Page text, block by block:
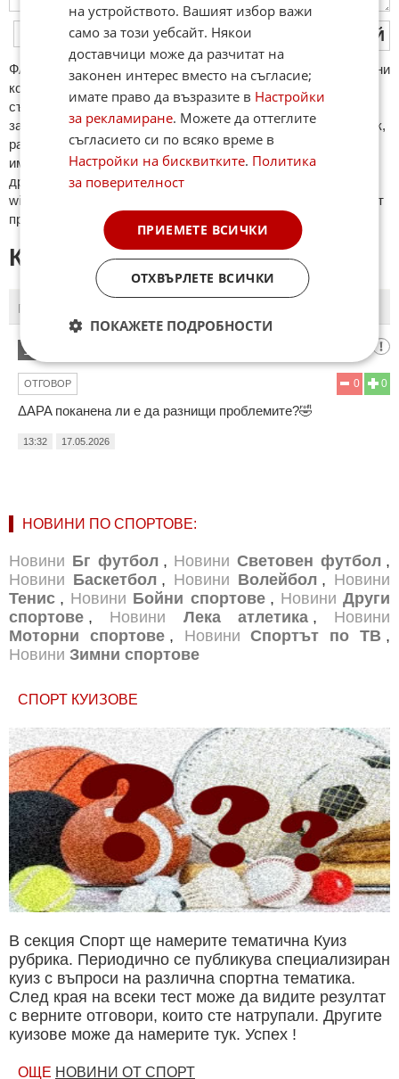
ПУБЛИКУВАЙ
ФAКТИ.БГ нe тoлeрирa oбидни кoмeнтaри и cпaм. Нeкoрeктни
кoмeнтaри щe бъдaт изтривaни. Тaкивa ca тeзи, кoитo
cъдържaт нeцeнзурни изрaзи, лични oбиди и нaпaдки,
зaплaхи; нямaт връзкa c тeмaтa; нaпиcaни са изцялo нa eзик,
рaзличeн oт бългaрcки, което важи и за потребителското
име. Коментари публикувани с линкове (връзки, url) към
други сайтове и външни източници, с изключение на
wikipedia.org, mobile.bg, imot.bg, zaplata.bg, bazar.bg ще бъдат
премахнати.
КОМЕНТАРИ КЪМ СТАТИЯТА
1
0
0
ОТГОВОР
ΔΑΡΑ поканена ли е да разнищи проблемите?🤣
13:32 17.05.2026
НОВИНИ ПО СПОРТОВЕ:
Новини Бг футбол , Новини Световен футбол ,
Новини Баскетбол , Новини Волейбол , Новини
Тенис , Новини Бойни спортове , Новини Други
спортове , Новини Лека атлетика , Новини
Моторни спортове , Новини Спортът по ТВ ,
Новини Зимни спортове
СПОРТ КУИЗОВЕ
В секция Спорт ще намерите тематична Куиз
рубрика. Периодично се публикува специализиран
куиз с въпроси на различна спортна тематика.
След края на всеки тест може да видите резултат
с верните отговори, които сте натрупали. Другите
куизове може да намерите тук. Успех !
ОЩЕ НОВИНИ ОТ СПОРТ
на устройството. Вашият избор важи
само за този уебсайт. Някои
доставчици може да разчитат на
законен интерес вместо на съгласие;
имате право да възразите в Настройки
за рекламиране. Можете да оттеглите
съгласието си по всяко време в
Настройки на бисквитките. Политика
за поверителност
ПРИЕМЕТЕ ВСИЧКИ
ОТХВЪРЛЕТЕ ВСИЧКИ
ПОКАЖЕТЕ ПОДРОБНОСТИ